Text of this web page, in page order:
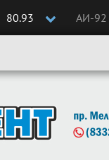
80.93 АИ-92